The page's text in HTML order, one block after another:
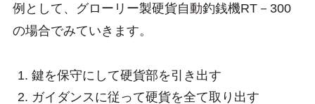
例として、グローリー製硬貨自動釣銭機RT－300
の場合でみていきます。
鍵を保守にして硬貨部を引き出す
ガイダンスに従って硬貨を全て取り出す